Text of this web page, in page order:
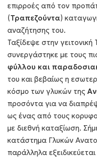
επιρροές από τον
(Τραπεζούντα)
αναζήτησης του.
Ταξίδεψε στην γειτονική
συνεργάστηκε με τους
φύλλου και
του και βεβαίως η
κόσμο των γλυκών της
προσόντα για να
ως ένας από τους
με διεθνή καταξίωση.
κατάστημα Γλυκών
παράλληλα